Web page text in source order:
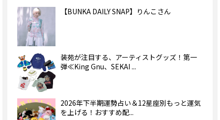
【BUNKA DAILY SNAP】りんこさん
装苑が注目する、アーティストグッズ！第一
弾≪King Gnu、SEKAI ...
2026年下半期運勢占い＆12星座別もっと運気
を上げる！おすすめ配...